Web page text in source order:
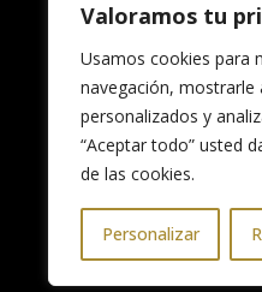
Valoramos tu
Usamos cookies para
navegación,
personalizados y
“Aceptar todo” usted
de las cookies.
Personalizar